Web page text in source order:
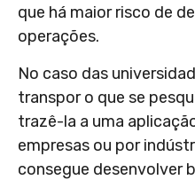
que há maior risco de
operações.
No caso das
transpor o que se
trazê-la a uma
empresas ou por
consegue desenvolver